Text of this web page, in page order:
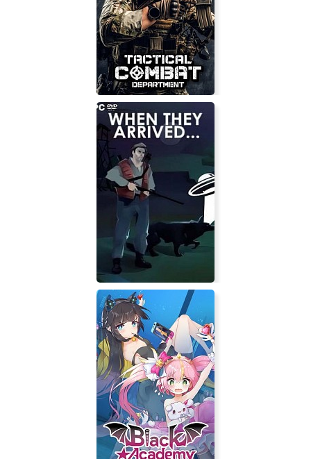
Xtreme Tankz Madness 2
Tactical Combat Department
When They Arrived